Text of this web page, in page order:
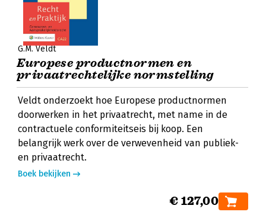
G.M. Veldt
Europese productnormen en
privaatrechtelijke normstelling
Veldt onderzoekt hoe Europese productnormen
doorwerken in het privaatrecht, met name in de
contractuele conformiteitseis bij koop. Een
belangrijk werk over de verwevenheid van publiek-
en privaatrecht.
Boek bekijken
€ 127,00